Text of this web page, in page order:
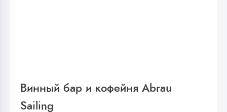
Винный бар и кофейня Abrau
Sailing